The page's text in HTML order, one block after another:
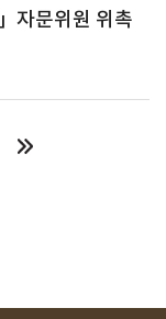
자문위원 위촉